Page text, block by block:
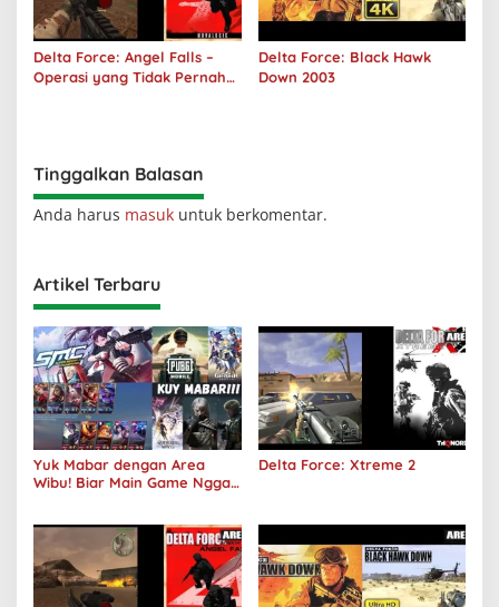
Delta Force: Angel Falls –
Operasi yang Tidak Pernah
Delta Force: Black Hawk
Down 2003
Tinggalkan Balasan
Anda harus masuk untuk berkomentar.
Artikel Terbaru
Yuk Mabar dengan Area
Wibu! Biar Main Game Nggak
Delta Force: Xtreme 2